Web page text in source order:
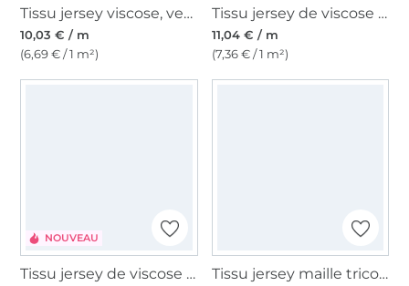
Tissu jersey viscose, vert kaki
10,03 € / m
(6,69 € / 1 m²)
Tissu jersey de viscose lourd uni, blanc cassé
11,04 € / m
(7,36 € / 1 m²)
NOUVEAU
Tissu jersey de viscose Polka Dots, bleu foncé Tissu jersey maille tricot fin Wild Life, marron